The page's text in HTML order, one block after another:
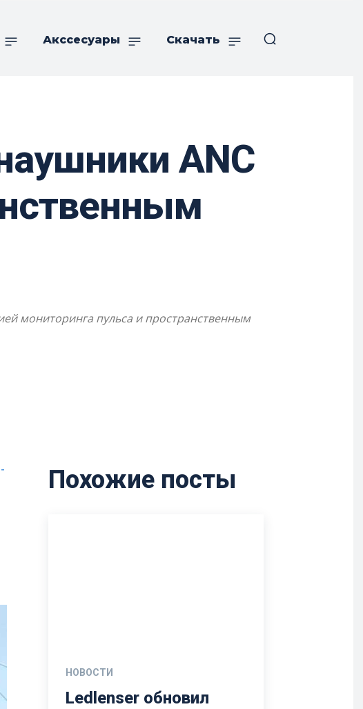
Акссесуары Скачать
ANC
мониторинга пульса и пространственным
Похожие посты
НОВОСТИ
Ledlenser обновил